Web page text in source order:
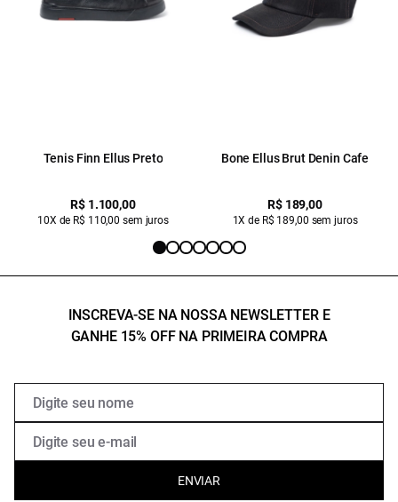
Tenis Finn Ellus Preto
R$ 1.100,00
10X de R$ 110,00 sem juros
Bone Ellus Brut Denin Cafe
R$ 189,00
1X de R$ 189,00 sem juros
INSCREVA-SE NA NOSSA NEWSLETTER E
GANHE 15% OFF NA PRIMEIRA COMPRA
ENVIAR